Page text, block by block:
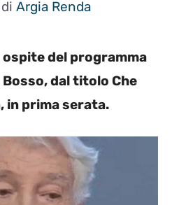
di Argia Renda
del programma
dal titolo Che
in prima serata.